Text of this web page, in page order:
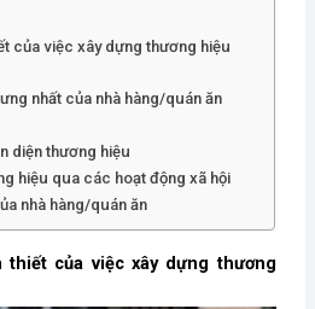
của việc xây dựng thương hiệu
nhất của nhà hàng/quán ăn
diện thương hiệu
hiệu qua các hoạt động xã hội
nhà hàng/quán ăn
của việc xây dựng thương